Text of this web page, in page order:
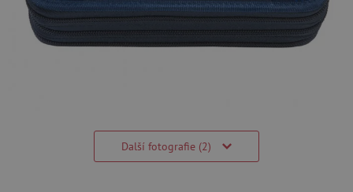
Další fotografie (2)